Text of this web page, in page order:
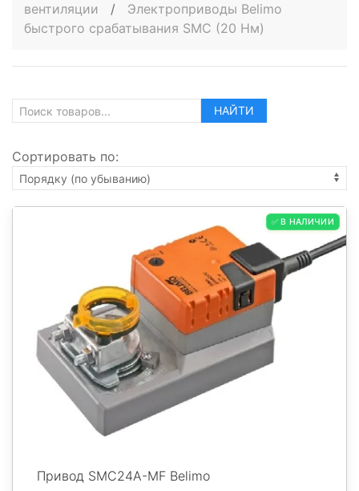
вентиляции
/
Электроприводы Belimo
быстрого срабатывания SMC (20 Нм)
НАЙТИ
Сортировать по:
✅ В НАЛИЧИИ
Привод SMC24A-MF Belimo